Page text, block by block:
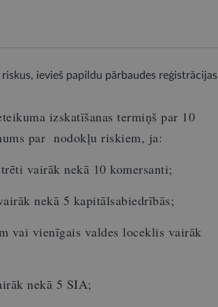
ievieš papildu pārbaudes reģistrācijas
izskatīšanas termiņš par 10
par nodokļu riskiem, ja:
vairāk nekā 10 komersanti;
nekā 5 kapitālsabiedrībās;
vai vienīgais valdes loceklis vairāk
nekā 5 SIA;